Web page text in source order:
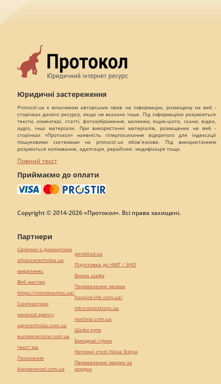
Юридичні застереження
Protocol.ua є власником авторських прав на інформацію, розміщену на веб -
сторінках даного ресурсу, якщо не вказано інше. Під інформацією розуміються
тексти, коментарі, статті, фотозображення, малюнки, ящик-шота, скани, відео,
аудіо, інші матеріали. При використанні матеріалів, розміщених на веб -
сторінках «Протокол» наявність гіперпосилання відкритого для індексації
пошуковими системами на protocol.ua обов`язкове. Під використанням
розуміється копіювання, адаптація, рерайтинг, модифікація тощо.
Повний текст
Приймаємо до оплати
Copyright © 2014-2026 «Протокол». Всі права захищені.
Партнери
Сережки з діамантами
alliancetechnika.ua
миралинкс
Веб мастер
https://motokosmos.ua/
Синтезатори
perevod.agency
agrotechnika.com.ua
europeservice.com.ua
текст юа
Посилання
kievperevod.com.ua
pereklad.ua
Підготовка до НМТ / ЗНО
Винна шафа
Перевезення хворих
hospice-life.com.ua/
mk-translations.ua
maltina.com.ua
Шафи купе
Брендові сумки
Натяжні стелі Nova Stelya
Перевезення хворих за
кордон